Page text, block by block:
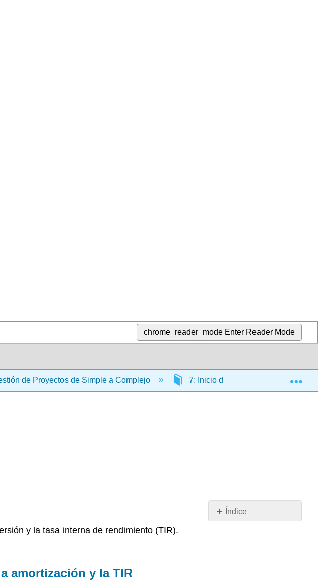
chrome_reader_mode Enter Reader Mode
de Proyectos de Simple a Complejo 7: Inicio de un proyecto
Índice
y la tasa interna de rendimiento (TIR).
amortización y la TIR